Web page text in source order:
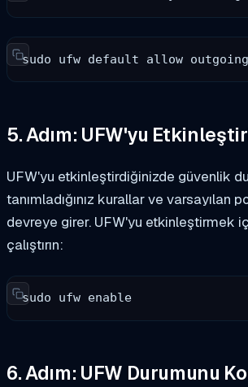
sudo ufw default allow outgoing
5. Adım: UFW'yu
UFW'yu etkinleştirdiğinizde güvenlik
tanımladığınız kurallar ve varsayılan
devreye girer. UFW'yu etkinleştirmek
çalıştırın:
sudo ufw enable
6. Adım: UFW Durumunu